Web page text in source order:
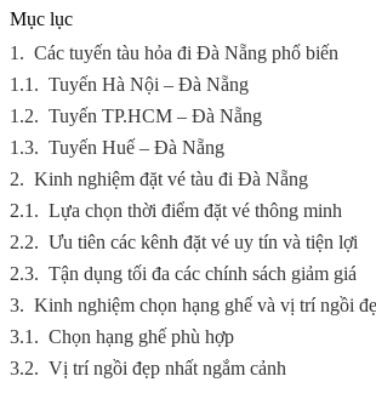
Mục lục
1. Các tuyến tàu hỏa đi Đà Nẵng phổ biến
1.1. Tuyến Hà Nội – Đà Nẵng
1.2. Tuyến TP.HCM – Đà Nẵng
1.3. Tuyến Huế – Đà Nẵng
2. Kinh nghiệm đặt vé tàu đi Đà Nẵng
2.1. Lựa chọn thời điểm đặt vé thông minh
2.2. Ưu tiên các kênh đặt vé uy tín và tiện lợi
2.3. Tận dụng tối đa các chính sách giảm giá
3. Kinh nghiệm chọn hạng ghế và vị trí ngồi
3.1. Chọn hạng ghế phù hợp
3.2. Vị trí ngồi đẹp nhất ngắm cảnh